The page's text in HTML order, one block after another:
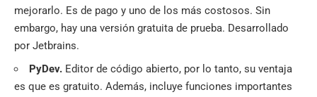
mejorarlo. Es de pago y uno de los más costosos. Sin
embargo, hay una versión gratuita de prueba. Desarrollado
por Jetbrains.
PyDev. Editor de código abierto, por lo tanto, su ventaja
es que es gratuito. Además, incluye funciones importantes